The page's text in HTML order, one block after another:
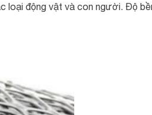
loại động vật và con người. Độ